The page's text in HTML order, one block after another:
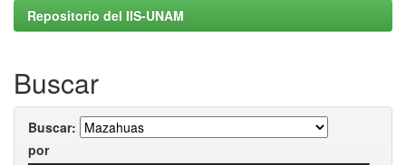
Repositorio del IIS-UNAM
Buscar
Buscar:
por